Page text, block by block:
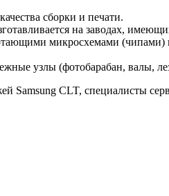
сборки и печати.
на заводах,
микросхемами (чипами)
узлы (фотобарабан, валы,
Samsung CLT, специалисты